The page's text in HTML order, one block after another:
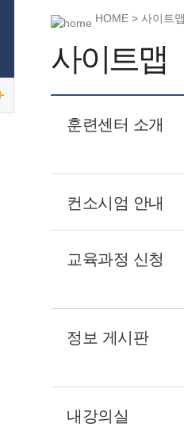
HOME > 사이트
사이트맵
훈련센터 소개
컨소시엄 안내
교육과정 신청
정보 게시판
내강의실